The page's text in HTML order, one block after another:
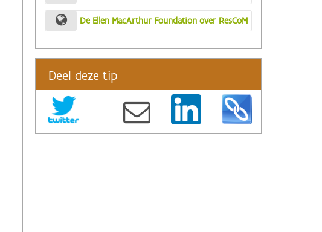
De Ellen MacArthur Foundation over ResCoM
Deel deze tip